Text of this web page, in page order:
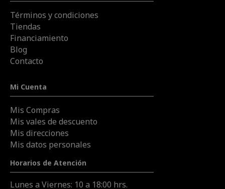
Términos y condiciones
Tiendas
Financiamiento
Blog
Contacto
Mi Cuenta
Mis Compras
Mis vales de descuento
Mis direcciones
Mis datos personales
Horarios de Atención
Lunes a Viernes: 10 a 18:00 hrs.